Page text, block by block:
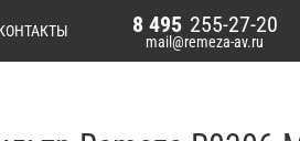
8 495 255-27-20
mail@remeza-av.ru